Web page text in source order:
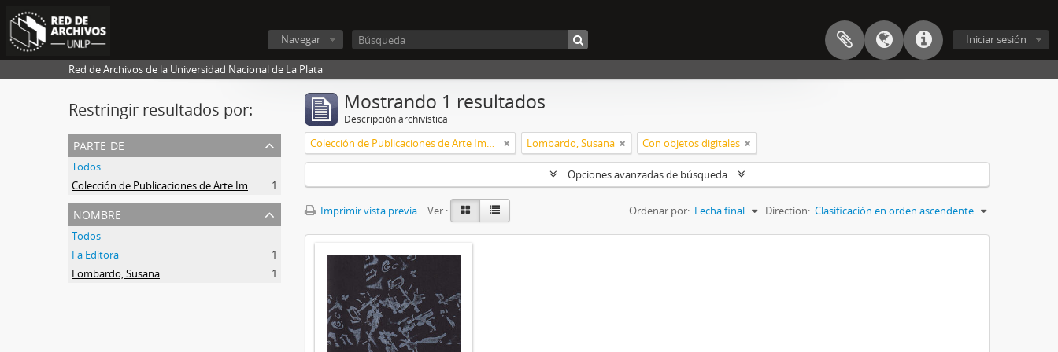
Iniciar sesión
Navegar
Red de Archivos de la Universidad Nacional de La Plata
Restringir resultados por:
parte de
Todos
Colección de Publicaciones de Arte Impreso
1
nombre
Todos
Fa Editora
1
Lombardo, Susana
1
Mostrando 1 resultados
Descripción archivística
Colección de Publicaciones de Arte Impreso Lombardo, Susana Con objetos digitales
Opciones avanzadas de búsqueda
Imprimir vista previa Ver : Ordenar por: Fecha final Direction: Clasificación en orden ascendente